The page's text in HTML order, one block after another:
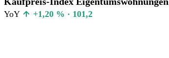
YoY +1,20 % · 101,2